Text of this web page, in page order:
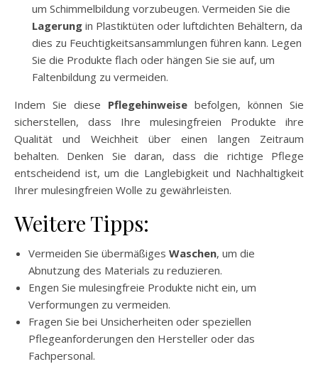
um Schimmelbildung vorzubeugen. Vermeiden Sie die
Lagerung in Plastiktüten oder luftdichten Behältern, da
dies zu Feuchtigkeitsansammlungen führen kann. Legen
Sie die Produkte flach oder hängen Sie sie auf, um
Faltenbildung zu vermeiden.
Indem Sie diese Pflegehinweise befolgen, können Sie
sicherstellen, dass Ihre mulesingfreien Produkte ihre
Qualität und Weichheit über einen langen Zeitraum
behalten. Denken Sie daran, dass die richtige Pflege
entscheidend ist, um die Langlebigkeit und Nachhaltigkeit
Ihrer mulesingfreien Wolle zu gewährleisten.
Weitere Tipps:
Vermeiden Sie übermäßiges Waschen, um die
Abnutzung des Materials zu reduzieren.
Engen Sie mulesingfreie Produkte nicht ein, um
Verformungen zu vermeiden.
Fragen Sie bei Unsicherheiten oder speziellen
Pflegeanforderungen den Hersteller oder das
Fachpersonal.